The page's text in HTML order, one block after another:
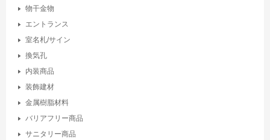
物干金物
エントランス
室名札/サイン
換気孔
内装商品
装飾建材
金属樹脂材料
バリアフリー商品
サニタリー商品